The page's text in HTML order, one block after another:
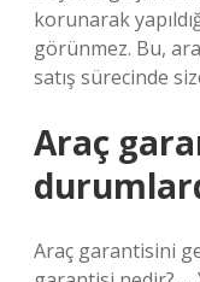
korunarak
görünmez. Bu,
satış sürecinde
Araç
Araç garantisini